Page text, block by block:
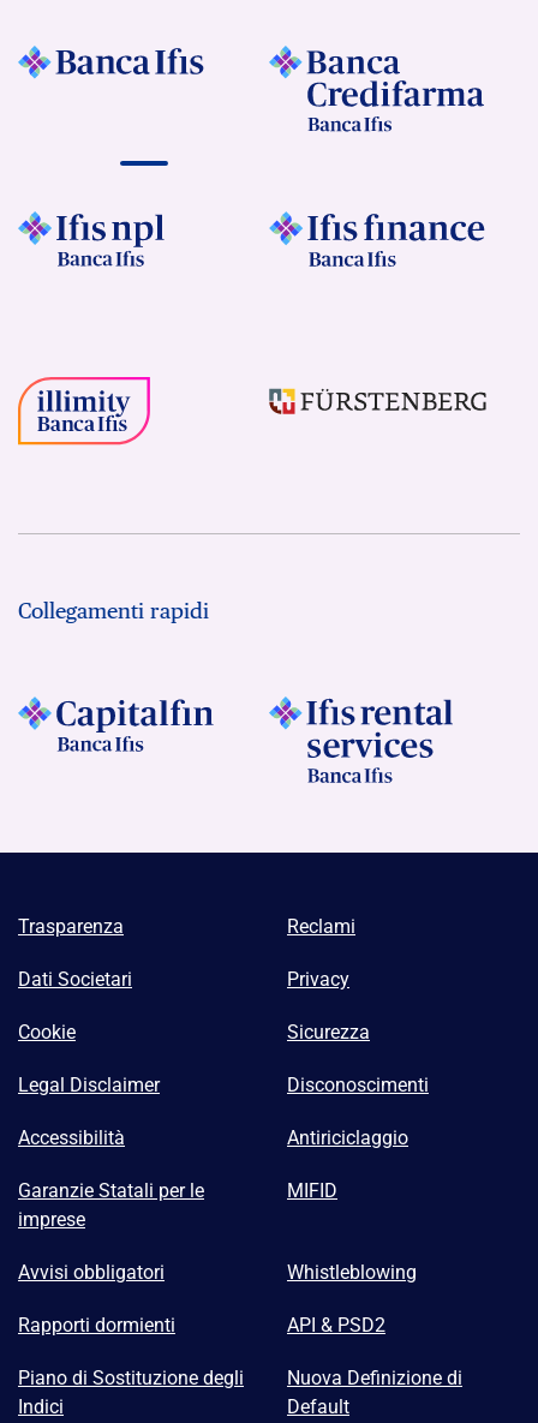
Collegamenti rapidi
Trasparenza Reclami
Dati Societari Privacy
Cookie Sicurezza
Legal Disclaimer Disconoscimenti
Accessibilità Antiriciclaggio
Garanzie Statali per le
imprese
MIFID
Avvisi obbligatori Whistleblowing
Rapporti dormienti API & PSD2
Piano di Sostituzione degli
Indici
Nuova Definizione di
Default